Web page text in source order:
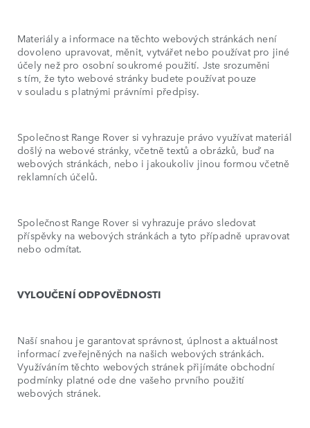
Materiály a informace na těchto webových stránkách není
dovoleno upravovat, měnit, vytvářet nebo používat pro jiné
účely než pro osobní soukromé použití. Jste srozuměni
s tím, že tyto webové stránky budete používat pouze
v souladu s platnými právními předpisy.
Společnost Range Rover si vyhrazuje právo využívat materiál
došlý na webové stránky, včetně textů a obrázků, buď na
webových stránkách, nebo i jakoukoliv jinou formou včetně
reklamních účelů.
Společnost Range Rover si vyhrazuje právo sledovat
příspěvky na webových stránkách a tyto případně upravovat
nebo odmítat.
VYLOUČENÍ ODPOVĚDNOSTI
Naší snahou je garantovat správnost, úplnost a aktuálnost
informací zveřejněných na našich webových stránkách.
Využíváním těchto webových stránek přijímáte obchodní
podmínky platné ode dne vašeho prvního použití
webových stránek.